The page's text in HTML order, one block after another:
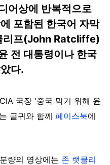
어상에 반복적으로
포함된 한국어 자막
리프(John Ratcliffe)
전 대통령이나 한국
다.
국장 '중국 막기 위해 윤
글귀와 함께 페이스북에
량의 영상에는 존 랫클리